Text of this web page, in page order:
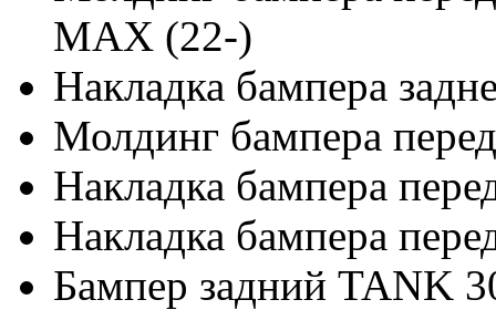
MAX (22-)
Накладка бампера
Молдинг бампера
Накладка бампера
Накладка бампера
Бампер задний TANK